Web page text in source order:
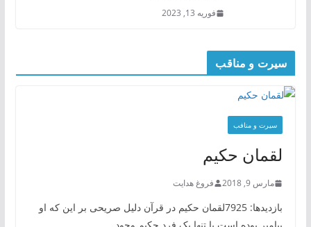
فوریه 13, 2023
سیرت و مناقب
سیرت و منافب
لقمان حکیم
مارس 9, 2018 فروغ هدایت
بازدیدها: 7925لقمان حکیم در قرآن دلیل صریحی بر این که او